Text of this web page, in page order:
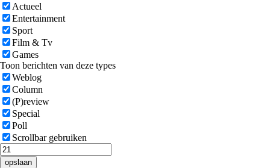
Actueel
Entertainment
Sport
Film & Tv
Games
Toon berichten van deze types
Weblog
Column
(P)review
Special
Poll
Scrollbar gebruiken
opslaan